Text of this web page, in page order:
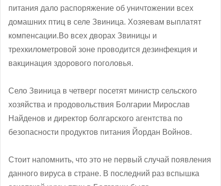
питания дало распоряжение об уничтожении всех
домашних птиц в селе Звиница. Хозяевам выплатят
компенсации.Во всех дворах Звиницы и
трехкилометровой зоне проводится дезинфекция и
вакцинация здорового поголовья.
Село Звиница в четверг посетят министр сельского
хозяйства и продовольствия Болгарии Мирослав
Найденов и директор болгарского агентства по
безопасности продуктов питания Йордан Войнов.
Стоит напомнить, что это не первый случай появления
данного вируса в стране. В последний раз вспышка